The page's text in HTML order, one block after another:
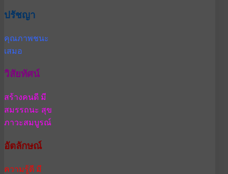
ปรัชญา
คุณภาพชนะ
เสมอ
วิสัยทัศน์
สร้างคนดี มี
สมรรถนะ สุข
ภาวะสมบูรณ์
อัตลักษณ์
ความรู้ดี มี